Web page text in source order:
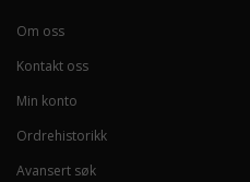
Om oss
Kontakt oss
Min konto
Ordrehistorikk
Avansert søk